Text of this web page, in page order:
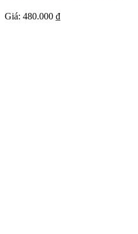
Giá: 480.000 ₫